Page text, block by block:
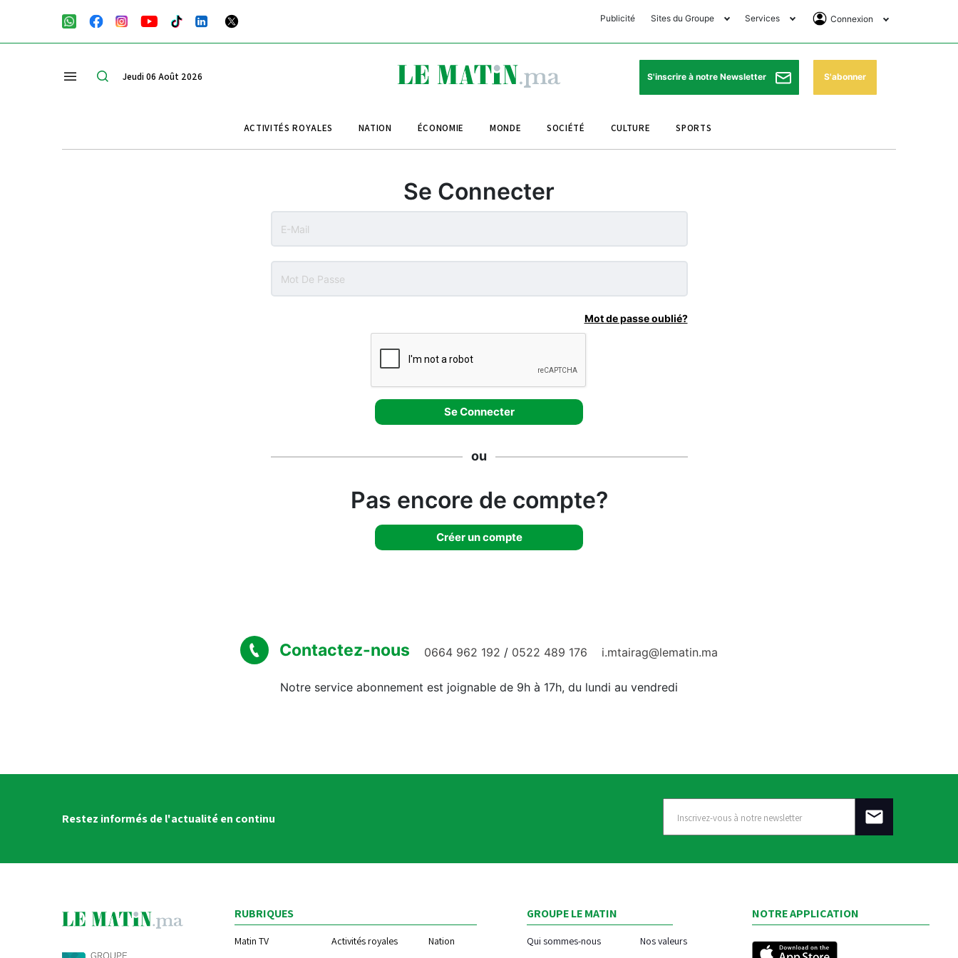
Publicité Sites du Groupe
Club Avantages
Le Matin Sports
Le Matin Store
Services
Horaires de prières
Pharmacies de garde
Programme TV
Connexion
Se Connecter
Abonnement
Jeudi 06 Août 2026 S'inscrire à notre Newsletter S'abonner
ACTIVITÉS ROYALES NATION ÉCONOMIE MONDE SOCIÉTÉ CULTURE SPORTS
Se Connecter
Mot de passe oublié?
ou
Pas encore de compte?
Créer un compte
Contactez-nous 0664 962 192 / 0522 489 176 i.mtairag@lematin.ma
Notre service abonnement est joignable de 9h à 17h, du lundi au vendredi
Restez informés de l'actualité en continu
RUBRIQUES
Matin TV Activités royales
Nation
GROUPE LE MATIN
Qui sommes-nous Nos valeurs
NOTRE APPLICATION